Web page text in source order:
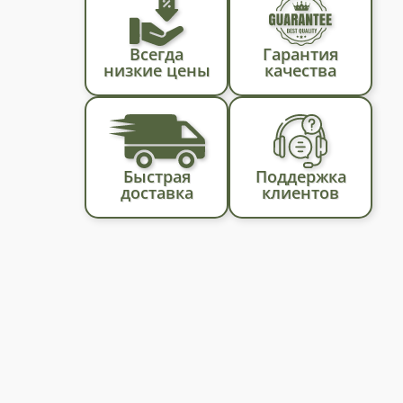
Всегда
низкие цены
Гарантия
качества
Быстрая
доставка
Поддержка
клиентов